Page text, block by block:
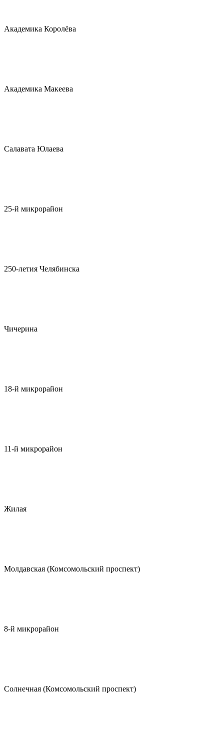
Академика Королёва
Академика Макеева
Салавата Юлаева
25-й микрорайон
250-летия Челябинска
Чичерина
18-й микрорайон
11-й микрорайон
Жилая
Молдавская (Комсомольский проспект)
8-й микрорайон
Солнечная (Комсомольский проспект)